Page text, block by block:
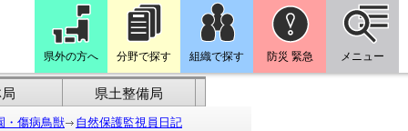
県外の方へ 分野で探す 組織で探す 防災 緊急 メニュー
県土整備局
・傷病鳥獣 自然保護監視員日記